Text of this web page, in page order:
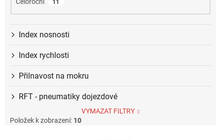
11
Index nosnosti
Index rychlosti
Přilnavost na mokru
RFT - pneumatiky dojezdové
VYMAZAT FILTRY
Položek k zobrazení: 10